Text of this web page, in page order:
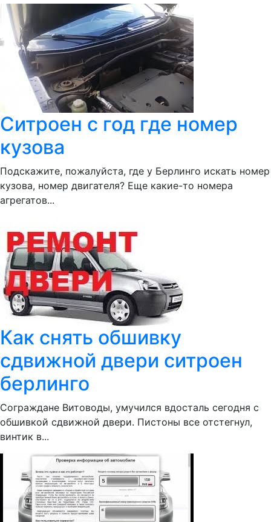
Ситроен с год где номер
кузова
Подскажите, пожалуйста, где у Берлинго искать номер
кузова, номер двигателя? Еще какие-то номера
агрегатов...
Как снять обшивку
сдвижной двери ситроен
берлинго
Сограждане Витоводы, умучился вдосталь сегодня с
обшивкой сдвижной двери. Пистоны все отстегнул,
винтик в...